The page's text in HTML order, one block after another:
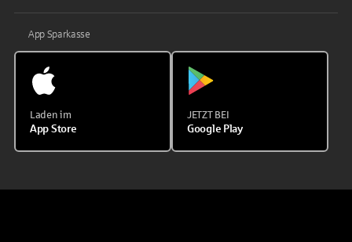
App Sparkasse
Laden im
App Store
JETZT BEI
Google Play